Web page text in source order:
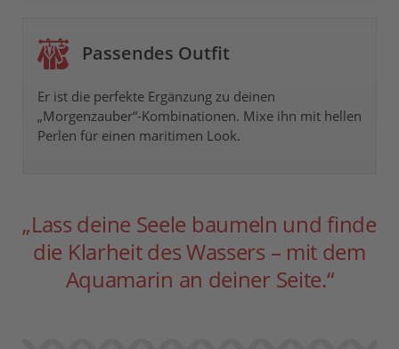
Passendes Outfit
Er ist die perfekte Ergänzung zu deinen
„Morgenzauber“-Kombinationen. Mixe ihn mit hellen
Perlen für einen maritimen Look.
„Lass deine Seele baumeln und finde
die Klarheit des Wassers – mit dem
Aquamarin an deiner Seite.“